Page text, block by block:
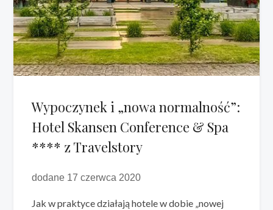
Wypoczynek i „nowa normalność”:
Hotel Skansen Conference & Spa
**** z Travelstory
dodane 17 czerwca 2020
Jak w praktyce działają hotele w dobie „nowej